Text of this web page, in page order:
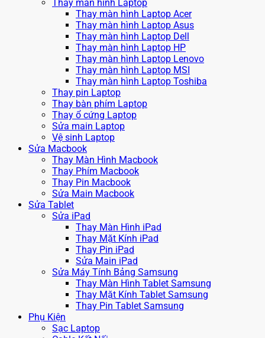
Thay màn hình Laptop
Thay màn hình Laptop Acer
Thay màn hình Laptop Asus
Thay màn hình Laptop Dell
Thay màn hình Laptop HP
Thay màn hình Laptop Lenovo
Thay màn hình Laptop MSI
Thay màn hình Laptop Toshiba
Thay pin Laptop
Thay bàn phím Laptop
Thay ổ cứng Laptop
Sửa main Laptop
Vệ sinh Laptop
Sửa Macbook
Thay Màn Hình Macbook
Thay Phím Macbook
Thay Pin Macbook
Sửa Main Macbook
Sửa Tablet
Sửa iPad
Thay Màn Hình iPad
Thay Mặt Kính iPad
Thay Pin iPad
Sửa Main iPad
Sửa Máy Tính Bảng Samsung
Thay Màn Hình Tablet Samsung
Thay Mặt Kính Tablet Samsung
Thay Pin Tablet Samsung
Phụ Kiện
Sạc Laptop